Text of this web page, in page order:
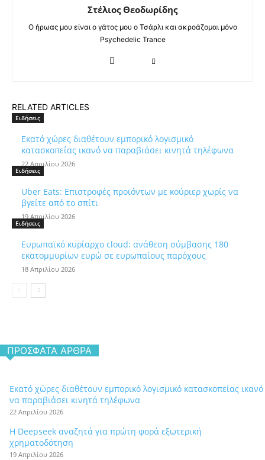
Στέλιος Θεοδωρίδης
Ο ήρωας μου είναι ο γάτος μου ο Τσάρλι και ακροάζομαι μόνο
Psychedelic Trance
RELATED ARTICLES
Ειδήσεις
Εκατό χώρες διαθέτουν εμπορικό λογισμικό
κατασκοπείας ικανό να παραβιάσει κινητά τηλέφωνα
22 Απριλίου 2026
Ειδήσεις
Uber Eats: Επιστροφές προϊόντων με κούριερ χωρίς να
βγείτε από το σπίτι
19 Απριλίου 2026
Ειδήσεις
Ευρωπαϊκό κυρίαρχο cloud: ανάθεση σύμβασης 180
εκατομμυρίων ευρώ σε ευρωπαίους παρόχους
18 Απριλίου 2026
ΠΡΌΣΦΑΤΑ ΆΡΘΡΑ
Εκατό χώρες διαθέτουν εμπορικό λογισμικό κατασκοπείας ικανό
να παραβιάσει κινητά τηλέφωνα
22 Απριλίου 2026
Η Deepseek αναζητά για πρώτη φορά εξωτερική
χρηματοδότηση
19 Απριλίου 2026